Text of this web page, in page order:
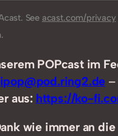
See acast.com/privacy
POPcast im
–
aus: https://ko-
wie immer an die